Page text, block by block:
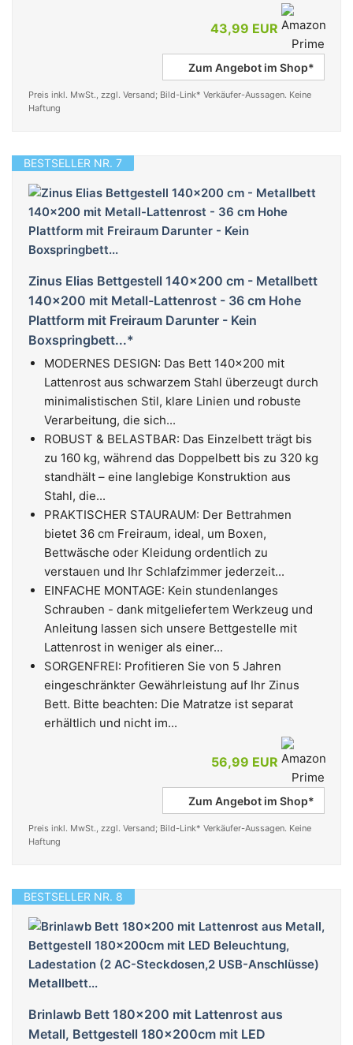
43,99 EUR
Zum Angebot im Shop*
Preis inkl. MwSt., zzgl. Versand; Bild-Link* Verkäufer-Aussagen. Keine
Haftung
BESTSELLER NR. 7
Zinus Elias Bettgestell 140x200 cm - Metallbett
140x200 mit Metall-Lattenrost - 36 cm Hohe
Plattform mit Freiraum Darunter - Kein
Boxspringbett...*
MODERNES DESIGN: Das Bett 140x200 mit
Lattenrost aus schwarzem Stahl überzeugt durch
minimalistischen Stil, klare Linien und robuste
Verarbeitung, die sich...
ROBUST & BELASTBAR: Das Einzelbett trägt bis
zu 160 kg, während das Doppelbett bis zu 320 kg
standhält – eine langlebige Konstruktion aus
Stahl, die...
PRAKTISCHER STAURAUM: Der Bettrahmen
bietet 36 cm Freiraum, ideal, um Boxen,
Bettwäsche oder Kleidung ordentlich zu
verstauen und Ihr Schlafzimmer jederzeit...
EINFACHE MONTAGE: Kein stundenlanges
Schrauben - dank mitgeliefertem Werkzeug und
Anleitung lassen sich unsere Bettgestelle mit
Lattenrost in weniger als einer...
SORGENFREI: Profitieren Sie von 5 Jahren
eingeschränkter Gewährleistung auf Ihr Zinus
Bett. Bitte beachten: Die Matratze ist separat
erhältlich und nicht im...
56,99 EUR
Zum Angebot im Shop*
Preis inkl. MwSt., zzgl. Versand; Bild-Link* Verkäufer-Aussagen. Keine
Haftung
BESTSELLER NR. 8
Brinlawb Bett 180x200 mit Lattenrost aus
Metall, Bettgestell 180x200cm mit LED